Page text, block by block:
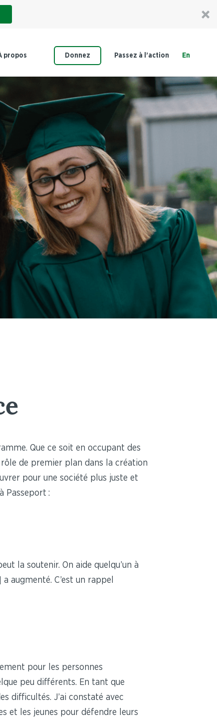
propos Donnez Passez à l’action En
Que ce soit en occupant des
de premier plan dans la création
pour une société plus juste et
Passeport :
la soutenir. On aide quelqu’un à
C’est un rappel
pour les personnes
peu différents. En tant que
difficultés. J’ai constaté avec
et les jeunes pour défendre leurs